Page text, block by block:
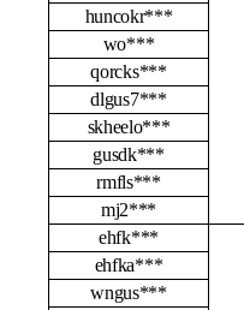
huncokr***
wo***
qorcks***
dlgus7***
skheelo***
gusdk***
rmfls***
mj2***
ehfk***
ehfka***
wngus***